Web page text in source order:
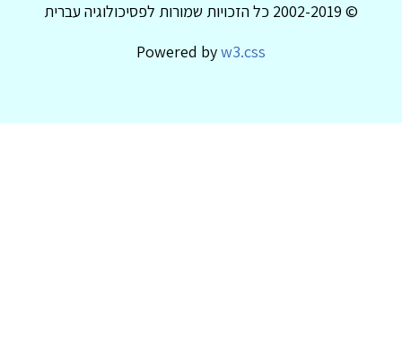
© 2002-2019 כל הזכויות שמורות לפסיכולוגיה עברית
Powered byw3.css